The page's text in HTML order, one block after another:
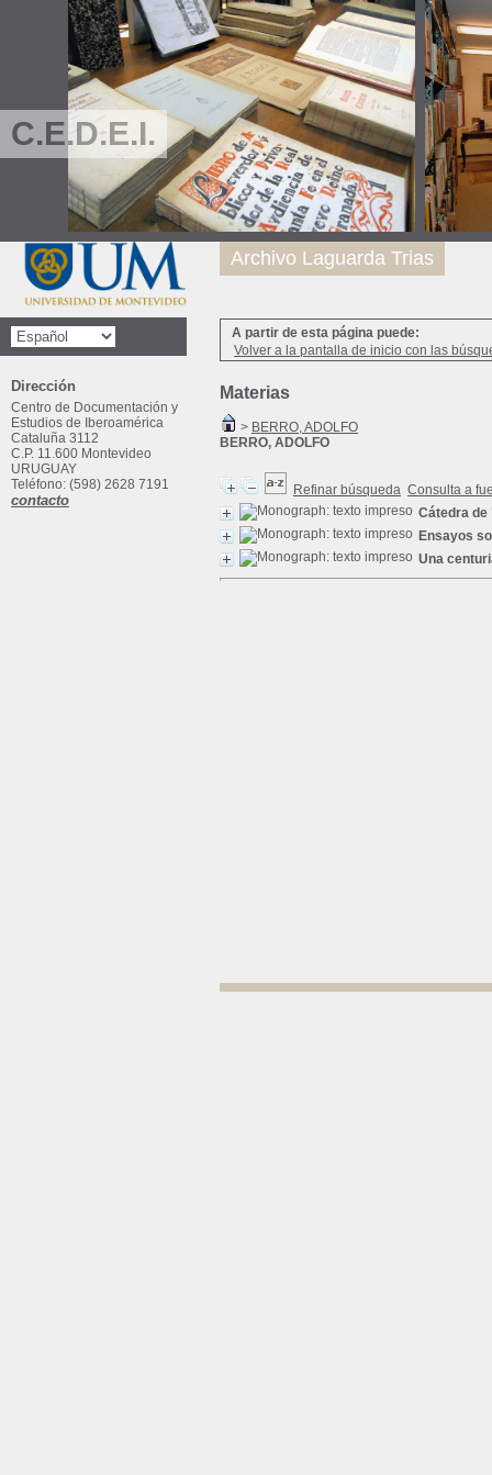
C.E.D.E.I.
A partir de esta página puede:
Volver a la pantalla de inicio con las
Materias
> BERRO, ADOLFO
BERRO, ADOLFO
Refinar búsqueda Consulta a
Cátedra
Ensayos
Una
Archivo Laguarda Trias
Dirección
Centro de Documentación y
Estudios de Iberoamérica
Cataluña 3112
C.P. 11.600 Montevideo
URUGUAY
Teléfono: (598) 2628 7191
contacto